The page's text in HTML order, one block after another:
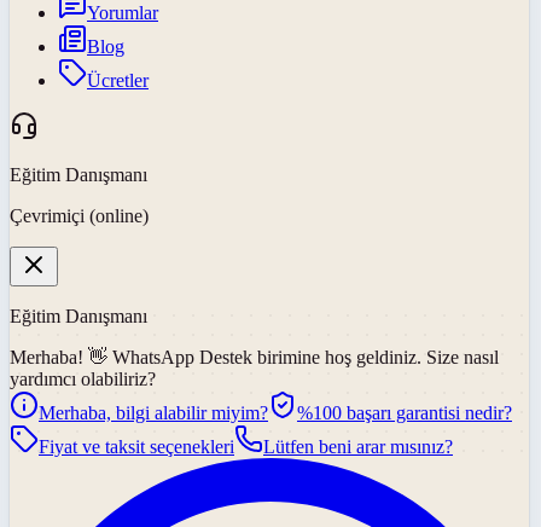
Yorumlar
Blog
Ücretler
Eğitim Danışmanı
Çevrimiçi (online)
Eğitim Danışmanı
Merhaba! 👋 WhatsApp Destek birimine hoş geldiniz. Size nasıl
yardımcı olabiliriz?
Merhaba, bilgi alabilir miyim?
%100 başarı garantisi nedir?
Fiyat ve taksit seçenekleri
Lütfen beni arar mısınız?